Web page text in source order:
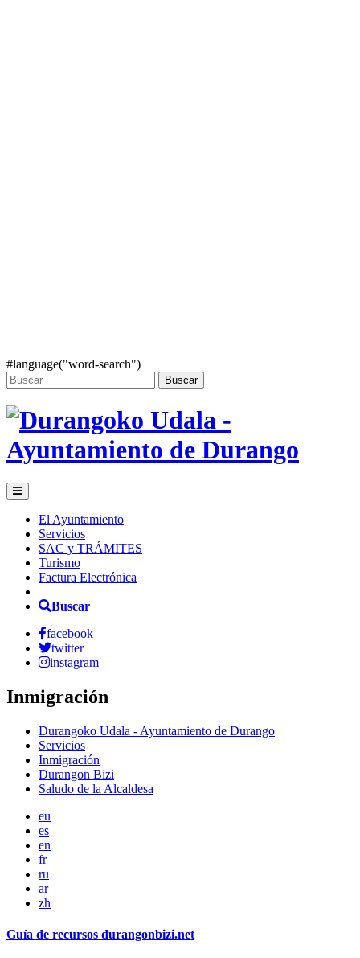
#language("word-search")
Buscar
El Ayuntamiento
Servicios
SAC y TRÁMITES
Turismo
Factura Electrónica
Buscar
facebook
twitter
instagram
Inmigración
Durangoko Udala - Ayuntamiento de Durango
Servicios
Inmigración
Durangon Bizi
Saludo de la Alcaldesa
eu
es
en
fr
ru
ar
zh
Guía de recursos durangonbizi.net